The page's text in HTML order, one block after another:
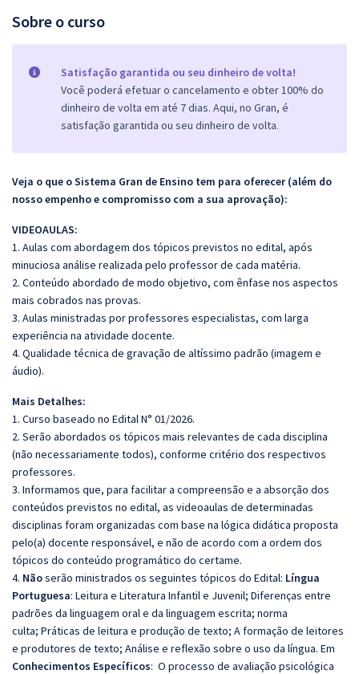
Sobre o curso
Satisfação garantida ou seu dinheiro de volta!
Você poderá efetuar o cancelamento e obter 100% do
dinheiro de volta em até 7 dias. Aqui, no Gran, é
satisfação garantida ou seu dinheiro de volta.
Veja o que o Sistema Gran de Ensino tem para oferecer (além do
nosso empenho e compromisso com a sua aprovação):
VIDEOAULAS:
1. Aulas com abordagem dos tópicos previstos no edital, após
minuciosa análise realizada pelo professor de cada matéria.
2. Conteúdo abordado de modo objetivo, com ênfase nos aspectos
mais cobrados nas provas.
3. Aulas ministradas por professores especialistas, com larga
experiência na atividade docente.
4. Qualidade técnica de gravação de altíssimo padrão (imagem e
áudio).
Mais Detalhes:
1. Curso baseado no Edital N° 01/2026.
2. Serão abordados os tópicos mais relevantes de cada disciplina
(não necessariamente todos), conforme critério dos respectivos
professores.
3. Informamos que, para facilitar a compreensão e a absorção dos
conteúdos previstos no edital, as videoaulas de determinadas
disciplinas foram organizadas com base na lógica didática proposta
pelo(a) docente responsável, e não de acordo com a ordem dos
tópicos do conteúdo programático do certame.
4. Nãoserão ministrados os seguintes tópicos do Edital: Língua
Portuguesa: Leitura e Literatura Infantil e Juvenil; Diferenças entre
padrões da linguagem oral e da linguagem escrita; norma
culta; Práticas de leitura e produção de texto; A formação de leitores
e produtores de texto; Análise e reflexão sobre o uso da língua. Em
Conhecimentos Específicos: O processo de avaliação psicológica